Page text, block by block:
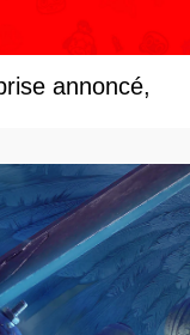
annoncé,